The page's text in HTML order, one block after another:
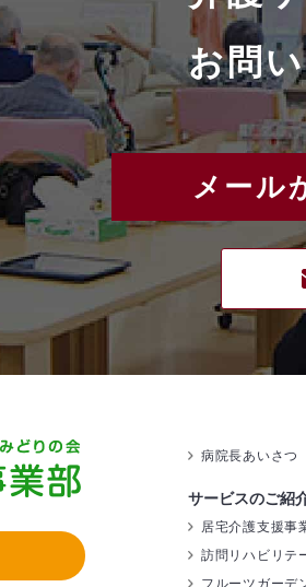
お問
メール
病院長あいさつ
サービスのご紹
居宅介護支援事
訪問リハビリテ
フルーツガーデ